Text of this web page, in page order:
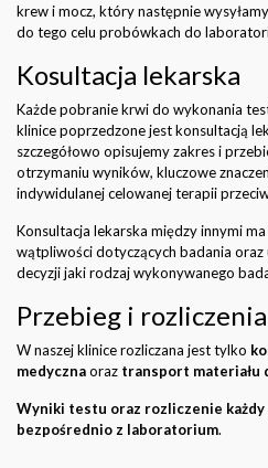
krew i mocz, który następnie
do tego celu probówkach do
Kosultacja lekarska
Każde pobranie krwi do wykonania
klinice poprzedzone jest konsultacją
szczegółowo opisujemy zakres i
otrzymaniu wyników, kluczowe
indywidulanej celowanej terapii
Konsultacja lekarska między innymi
wątpliwości dotyczących badania
decyzji jaki rodzaj wykonywanego
Przebieg i rozliczenia
W naszej klinice rozliczana jest tylko
medycznaoraz transport materiału
Wyniki testu oraz rozliczenie
bezpośrednio z laboratorium.